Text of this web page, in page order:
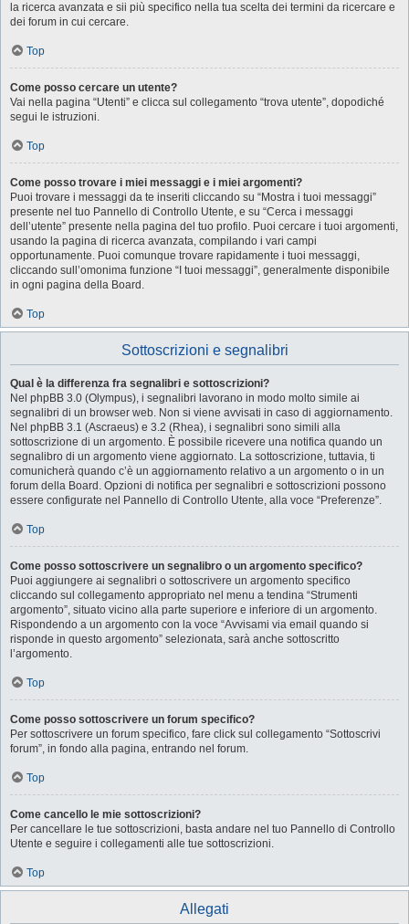
la ricerca avanzata e sii più specifico nella tua scelta dei termini da ricercare e
dei forum in cui cercare.
Top
Come posso cercare un utente?
Vai nella pagina “Utenti” e clicca sul collegamento “trova utente”, dopodiché
segui le istruzioni.
Top
Come posso trovare i miei messaggi e i miei argomenti?
Puoi trovare i messaggi da te inseriti cliccando su “Mostra i tuoi messaggi”
presente nel tuo Pannello di Controllo Utente, e su “Cerca i messaggi
dell’utente” presente nella pagina del tuo profilo. Puoi cercare i tuoi argomenti,
usando la pagina di ricerca avanzata, compilando i vari campi
opportunamente. Puoi comunque trovare rapidamente i tuoi messaggi,
cliccando sull’omonima funzione “I tuoi messaggi”, generalmente disponibile
in ogni pagina della Board.
Top
Sottoscrizioni e segnalibri
Qual è la differenza fra segnalibri e sottoscrizioni?
Nel phpBB 3.0 (Olympus), i segnalibri lavorano in modo molto simile ai
segnalibri di un browser web. Non si viene avvisati in caso di aggiornamento.
Nel phpBB 3.1 (Ascraeus) e 3.2 (Rhea), i segnalibri sono simili alla
sottoscrizione di un argomento. È possibile ricevere una notifica quando un
segnalibro di un argomento viene aggiornato. La sottoscrizione, tuttavia, ti
comunicherà quando c’è un aggiornamento relativo a un argomento o in un
forum della Board. Opzioni di notifica per segnalibri e sottoscrizioni possono
essere configurate nel Pannello di Controllo Utente, alla voce “Preferenze”.
Top
Come posso sottoscrivere un segnalibro o un argomento specifico?
Puoi aggiungere ai segnalibri o sottoscrivere un argomento specifico
cliccando sul collegamento appropriato nel menu a tendina “Strumenti
argomento”, situato vicino alla parte superiore e inferiore di un argomento.
Rispondendo a un argomento con la voce “Avvisami via email quando si
risponde in questo argomento” selezionata, sarà anche sottoscritto
l’argomento.
Top
Come posso sottoscrivere un forum specifico?
Per sottoscrivere un forum specifico, fare click sul collegamento “Sottoscrivi
forum”, in fondo alla pagina, entrando nel forum.
Top
Come cancello le mie sottoscrizioni?
Per cancellare le tue sottoscrizioni, basta andare nel tuo Pannello di Controllo
Utente e seguire i collegamenti alle tue sottoscrizioni.
Top
Allegati